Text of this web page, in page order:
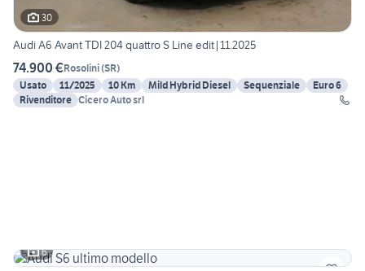
30
Audi A6 Avant TDI 204 quattro S Line edit|11.2025
74.900 €Rosolini(SR)
Usato
11/2025 10 Km Mild Hybrid Diesel Sequenziale
Euro 6
Rivenditore Cicero Auto srl
6